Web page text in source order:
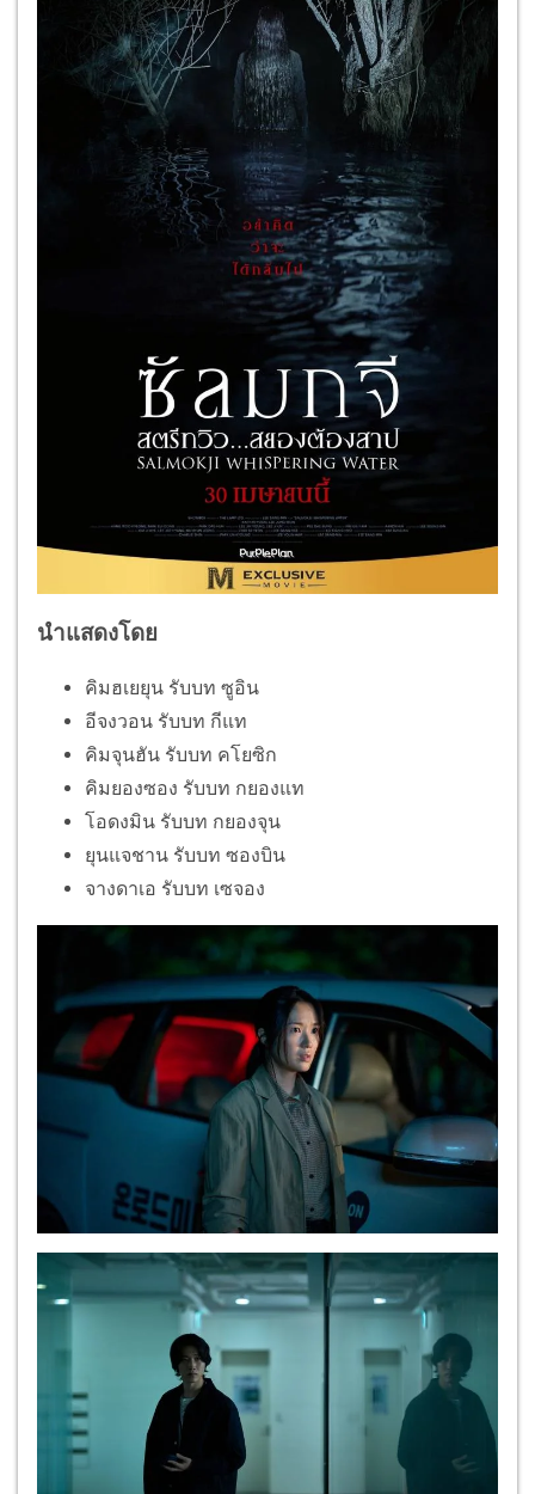
นำแสดงโดย
คิมฮเยยุน รับบท ซูอิน
อีจงวอน รับบท กีแท
คิมจุนฮัน รับบท คโยซิก
คิมยองซอง รับบท กยองแท
โอดงมิน รับบท กยองจุน
ยุนแจชาน รับบท ซองบิน
จางดาเอ รับบท เซจอง